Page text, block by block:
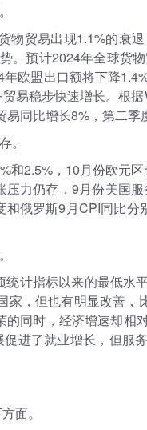
物贸易出现1.1%的衰
。预计2024年全球货
欧盟出口额将下降
易稳步快速增长。根
同比增长8%，第二季
。
2.5%，10月份欧元
力仍存，9月份美国
俄罗斯9月CPI同比分
计指标以来的最低水
，但也有明显改善，
同时，经济增速却相
进了就业增长，但服
面。